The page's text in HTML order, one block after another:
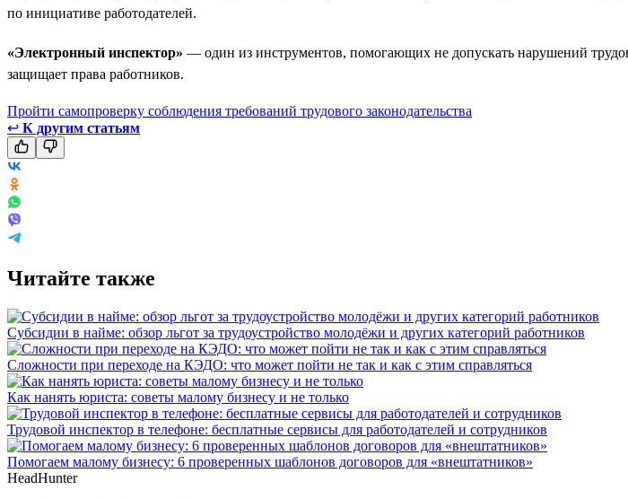
по инициативе работодателей.
«Электронный инспектор» — один из инструментов, помогающих не допускать нарушений
защищает права работников.
Пройти самопроверку соблюдения требований трудового законодательства
↩ К другим статьям
Читайте также
Субсидии в найме: обзор льгот за трудоустройство молодёжи и других категорий работников
Сложности при переходе на КЭДО: что может пойти не так и как с этим справляться
Как нанять юриста: советы малому бизнесу и не только
Трудовой инспектор в телефоне: бесплатные сервисы для работодателей и сотрудников
Помогаем малому бизнесу: 6 проверенных шаблонов договоров для «внештатников»
HeadHunter